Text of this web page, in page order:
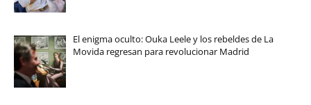
El enigma oculto: Ouka Leele y los rebeldes de La
Movida regresan para revolucionar Madrid